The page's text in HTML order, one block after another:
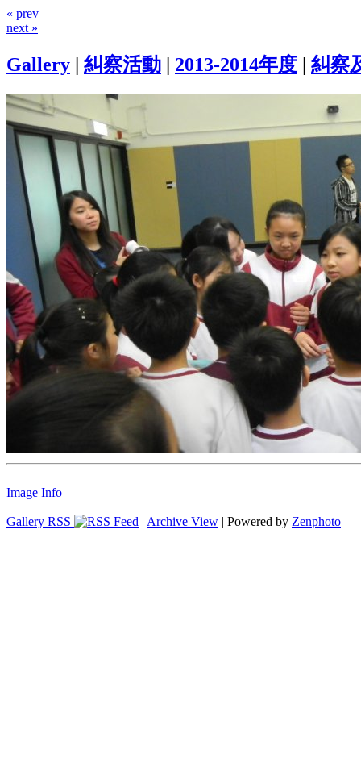
« prev
next »
Gallery | 糾察活動 | 2013-2014年度 | 糾察
Image Info
Gallery RSS | Archive View | Powered by Zenphoto